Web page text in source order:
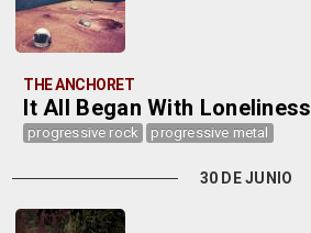
THE ANCHORET
It All Began With Loneliness
progressive rock progressive metal
30 DE JUNIO